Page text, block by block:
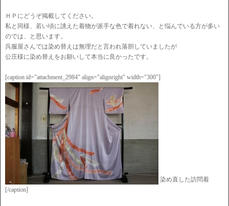
ＨＰにどうぞ掲載してください。
私と同様、若い頃に誂えた着物が派手な色で着れない、と悩んでいる方が多い
のでは、と思います。
呉服屋さんでは染め替えは無理だと言われ落胆していましたが
公庄様に染め替えをお願いして本当に良かったです。
[caption id="attachment_2984" align="alignright" width="300"]
染め直した訪問着
[/caption]